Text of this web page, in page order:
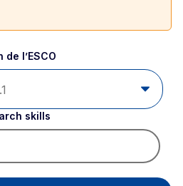
l’ESCO
skills